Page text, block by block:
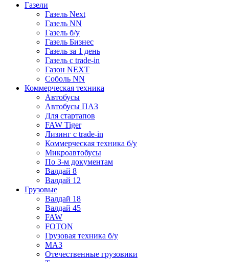
Газели
Газель Next
Газель NN
Газель б/у
Газель Бизнес
Газель за 1 день
Газель с trade-in
Газон NEXT
Соболь NN
Коммерческая техника
Автобусы
Автобусы ПАЗ
Для стартапов
FAW Tiger
Лизинг с trade-in
Коммерческая техника б/у
Микроавтобусы
По 3-м документам
Валдай 8
Валдай 12
Грузовые
Валдай 18
Валдай 45
FAW
FOTON
Грузовая техника б/у
МАЗ
Отечественные грузовики